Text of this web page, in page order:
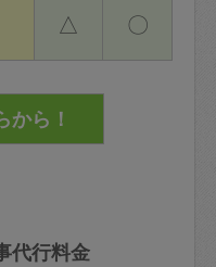
△ 〇
代行料金